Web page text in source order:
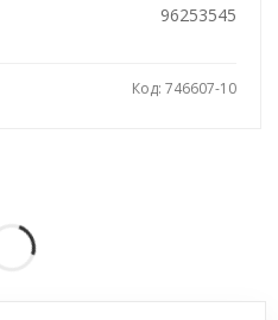
96253545
Код: 746607-10